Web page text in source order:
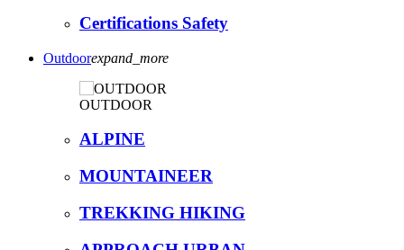
Certifications Safety
Outdoorexpand_more
OUTDOOR
ALPINE
MOUNTAINEER
TREKKING HIKING